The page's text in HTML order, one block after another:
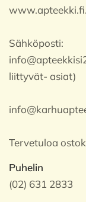
www.apteekki.fi.
Sähköposti:
liittyvät- asiat)
Tervetuloa
Puhelin
(02) 631 2833